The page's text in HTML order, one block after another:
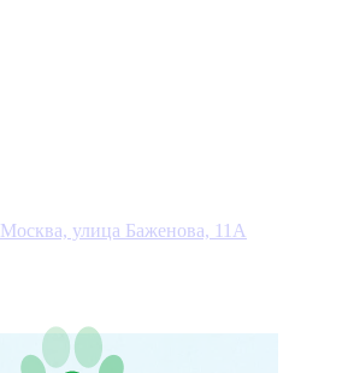
Москва, улица Баженова, 11А